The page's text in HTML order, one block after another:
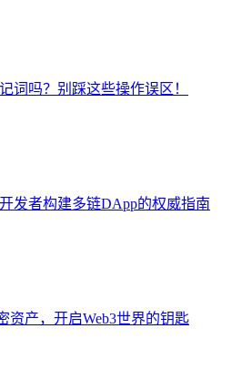
词吗？别踩这些操作误区！
发者构建多链DApp的权威指南
资产，开启Web3世界的钥匙